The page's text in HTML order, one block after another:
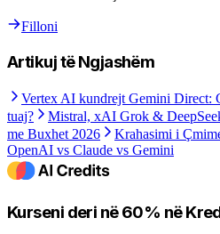
Filloni
Artikuj të Ngjashëm
Vertex AI kundrejt Gemini Direct:
tuaj?
Mistral, xAI Grok &
me Buxhet 2026
Krahasimi i
OpenAI vs Claude vs Gemini
Kurseni deri në 60% në